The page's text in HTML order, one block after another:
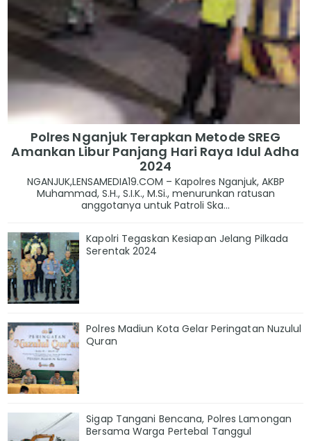
Polres Nganjuk Terapkan Metode SREG
Amankan Libur Panjang Hari Raya Idul Adha
2024
NGANJUK,LENSAMEDIA19.COM – Kapolres Nganjuk, AKBP
Muhammad, S.H., S.I.K., M.Si., menurunkan ratusan
anggotanya untuk Patroli Ska...
Kapolri Tegaskan Kesiapan Jelang Pilkada
Serentak 2024
Polres Madiun Kota Gelar Peringatan Nuzulul
Quran
Sigap Tangani Bencana, Polres Lamongan
Bersama Warga Pertebal Tanggul